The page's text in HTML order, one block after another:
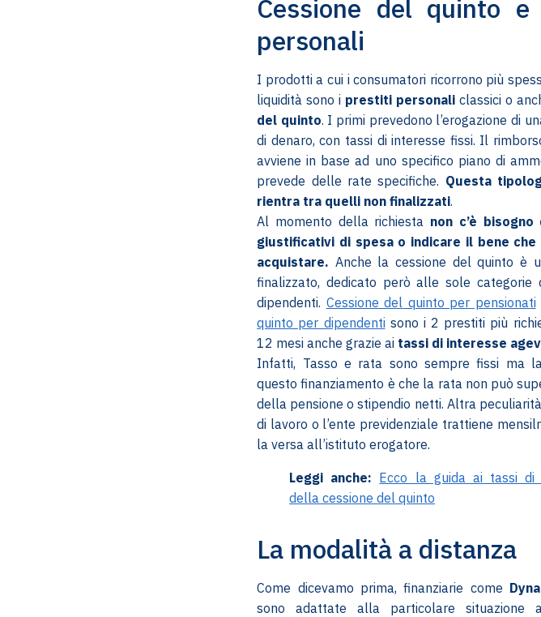
Cessione del quinto
personali
I prodotti a cui i consumatori ricorrono più
liquidità sono i prestiti personali classici o
del quinto. I primi prevedono l’erogazione di
di denaro, con tassi di interesse fissi. Il
avviene in base ad uno specifico piano di
prevede delle rate specifiche. Questa
rientra tra quelli non finalizzati.
Al momento della richiesta non c’è
giustificativi di spesa o indicare il bene che
acquistare. Anche la cessione del quinto è
finalizzato, dedicato però alle sole categorie
dipendenti. Cessione del quinto per pensionati
quinto per dipendenti sono i 2 prestiti più
12 mesi anche grazie ai tassi di interesse
Infatti, Tasso e rata sono sempre fissi ma
questo finanziamento è che la rata non può
della pensione o stipendio netti. Altra
di lavoro o l’ente previdenziale trattiene
la versa all’istituto erogatore.
Leggi anche: Ecco la guida ai tassi di
della cessione del quinto
La modalità a distanza
Come dicevamo prima, finanziarie come
sono adattate alla particolare situazione